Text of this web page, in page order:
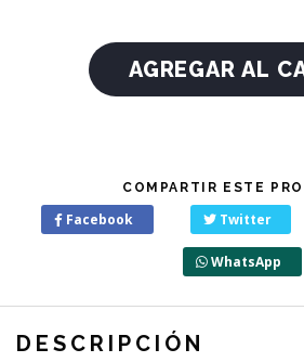
COMPARTIR ESTE
Facebook Twitter
WhatsApp
DESCRIPCIÓN